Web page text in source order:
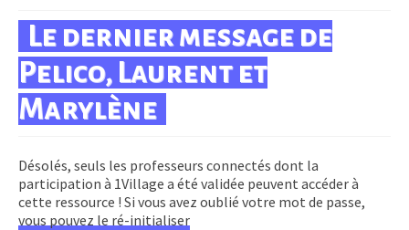
Le dernier message de
Pelico, Laurent et
Marylène
Désolés, seuls les professeurs connectés dont la
participation à 1Village a été validée peuvent accéder à
cette ressource ! Si vous avez oublié votre mot de passe,
vous pouvez le ré-initialiser